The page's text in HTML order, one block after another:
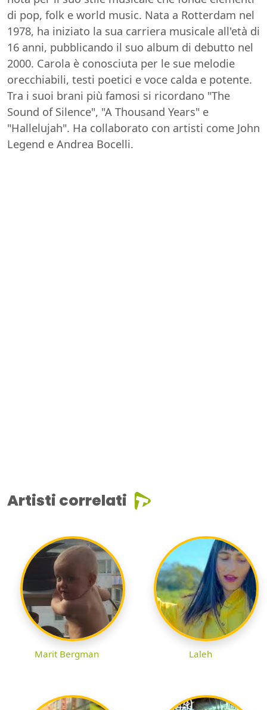
di pop, folk e world music. Nata a Rotterdam nel
1978, ha iniziato la sua carriera musicale all'età di
16 anni, pubblicando il suo album di debutto nel
2000. Carola è conosciuta per le sue melodie
orecchiabili, testi poetici e voce calda e potente.
Tra i suoi brani più famosi si ricordano "The
Sound of Silence", "A Thousand Years" e
"Hallelujah". Ha collaborato con artisti come John
Legend e Andrea Bocelli.
Artisti correlati
Marit Bergman Laleh